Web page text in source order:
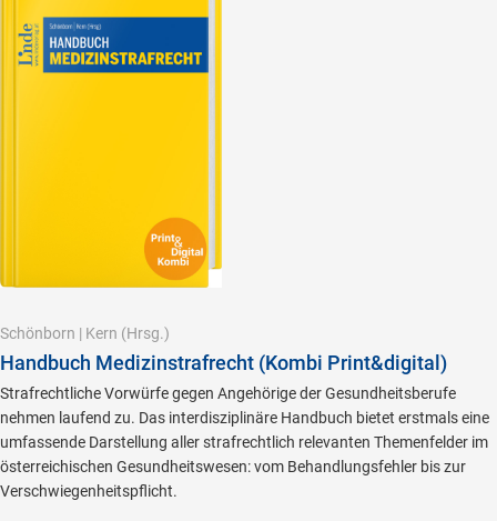
Schönborn | Kern (Hrsg.)
Handbuch Medizinstrafrecht (Kombi Print&digital)
Strafrechtliche Vorwürfe gegen Angehörige der Gesundheitsberufe
nehmen laufend zu. Das interdisziplinäre Handbuch bietet erstmals eine
umfassende Darstellung aller strafrechtlich relevanten Themenfelder im
österreichischen Gesundheitswesen: vom Behandlungsfehler bis zur
Verschwiegenheitspflicht.